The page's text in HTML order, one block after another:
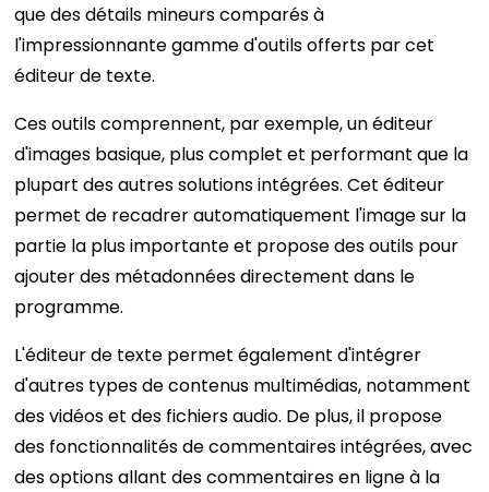
que des détails mineurs comparés à
l'impressionnante gamme d'outils offerts par cet
éditeur de texte.
Ces outils comprennent, par exemple, un éditeur
d'images basique, plus complet et performant que la
plupart des autres solutions intégrées. Cet éditeur
permet de recadrer automatiquement l'image sur la
partie la plus importante et propose des outils pour
ajouter des métadonnées directement dans le
programme.
L'éditeur de texte permet également d'intégrer
d'autres types de contenus multimédias, notamment
des vidéos et des fichiers audio. De plus, il propose
des fonctionnalités de commentaires intégrées, avec
des options allant des commentaires en ligne à la